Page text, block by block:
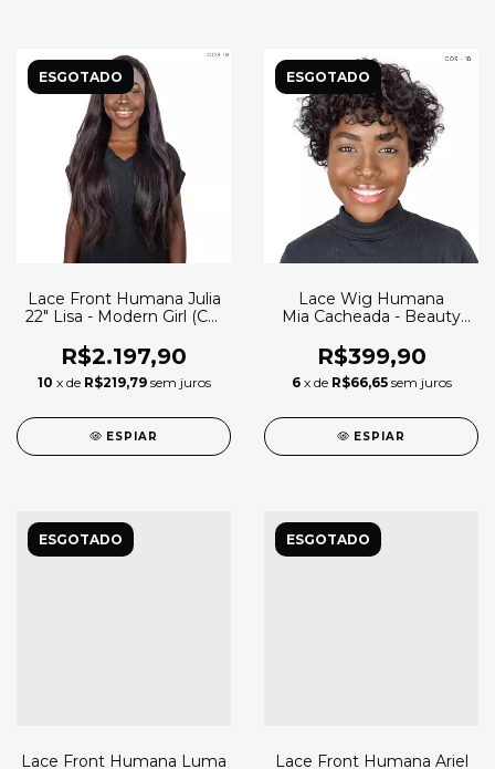
ESGOTADO
Lace Front Humana Julia
22" Lisa - Modern Girl (Cor
R$2.197,90
10 x de R$219,79 sem juros
ESPIAR
ESGOTADO
Lace Wig Humana
Mia Cacheada - Beauty
R$399,90
6 x de R$66,65 sem juros
ESPIAR
ESGOTADO
Lace Front Humana Luma
ESGOTADO
Lace Front Humana Ariel